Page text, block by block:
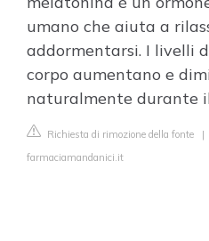
umano che aiuta a
addormentarsi. I livelli
corpo aumentano e
naturalmente durante
Richiesta di rimozione della fonte |
farmaciamandanici.it